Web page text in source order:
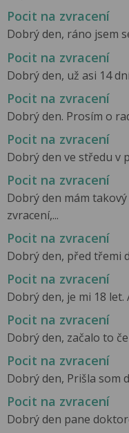
Pocit na zvracení
Dobrý den, ráno jsem
Pocit na zvracení
Dobrý den, už asi 14
Pocit na zvracení
Dobrý den. Prosím o
Pocit na zvracení
Dobrý den ve středu v
Pocit na zvracení
Dobrý den mám
zvracení,...
Pocit na zvracení
Dobrý den, před třemi
Pocit na zvracení
Dobrý den, je mi 18
Pocit na zvracení
Dobrý den, začalo to
Pocit na zvracení
Dobrý den, Prišla som
Pocit na zvracení
Dobrý den pane